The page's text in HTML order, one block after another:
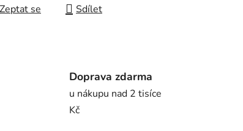
Zeptat se Sdílet
Doprava zdarma
u nákupu nad 2 tisíce
Kč